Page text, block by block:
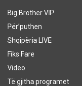
Big Brother VIP
Për’puthen
Shqipëria LIVE
Fiks Fare
Video
Të gjitha programet